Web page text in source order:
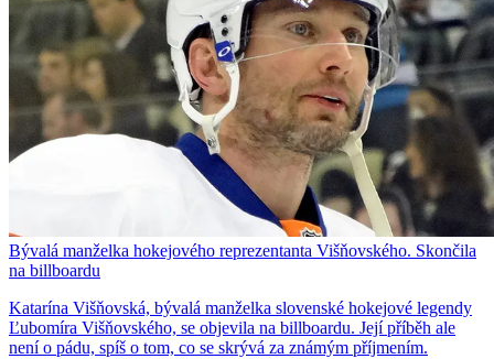
Bývalá manželka hokejového reprezentanta Višňovského. Skončila
na billboardu
Katarína Višňovská, bývalá manželka slovenské hokejové legendy
Ľubomíra Višňovského, se objevila na billboardu. Její příběh ale
není o pádu, spíš o tom, co se skrývá za známým příjmením.